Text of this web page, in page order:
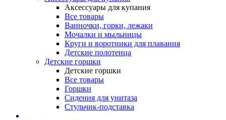
Аксессуары для купания
Все товары
Ванночки, горки, лежаки
Мочалки и мыльницы
Круги и воротники для плавания
Детские полотенца
Детские горшки
Детские горшки
Все товары
Горшки
Сидения для унитаза
Стульчик-подставка